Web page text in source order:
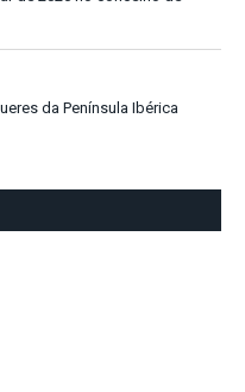
da Península Ibérica